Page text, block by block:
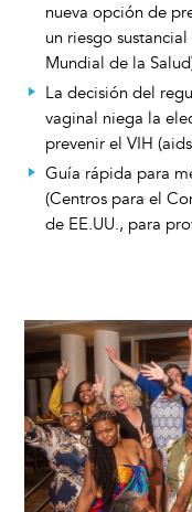
nueva opción de
un riesgo
Mundial de la
La decisión del
vaginal niega la
prevenir el VIH
Guía rápida para
(Centros para el
de EE.UU., para
Image